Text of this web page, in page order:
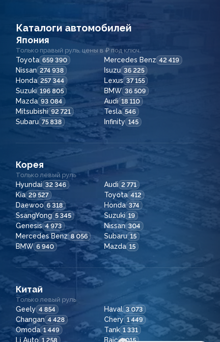
Каталоги автомобилей
Япония
Только правый руль, цены в ₽ под ключ.
Toyota 659 390 Mercedes Benz 42 419
Nissan 274 938 Isuzu 36 225
Honda 257 344 Lexus 37 155
Suzuki 196 805 BMW 36 509
Mazda 93 084 Audi 18 110
Mitsubishi 92 721 Tesla 546
Subaru 75 838 Infinity 145
Корея
Только левый руль
Hyundai 32 346 Audi 2 771
Kia 29 527 Toyota 412
Daewoo 6 318 Honda 374
SsangYong 5 345 Suzuki 19
Genesis 4 973 Nissan 304
Mercedes Benz 8 056 Subaru 15
BMW 6 940 Mazda 15
Китай
Только левый руль
Geely 4 854 Haval 3 073
Changan 4 428 Chery 1 449
Omoda 1 449 Tank 1 331
Li Auto 1 258 Baic 1 015